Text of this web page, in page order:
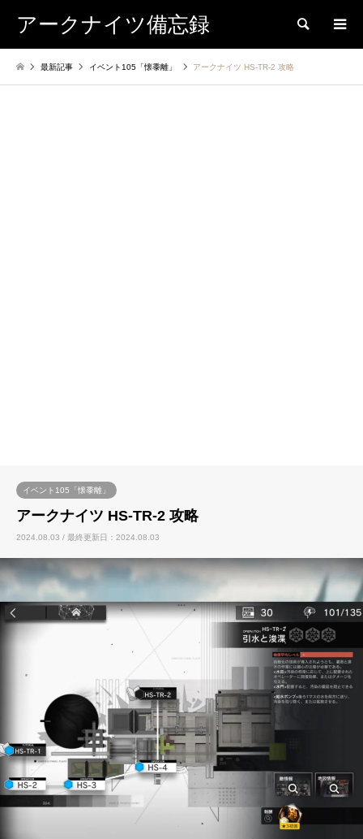
アークナイツ備忘録 検索
最新記事 イベント105「懐黍離」 アークナイツ HS-TR-2 攻略
イベント105「懐黍離」
アークナイツ HS-TR-2 攻略
2024.08.03 / 最終更新日：2024.08.03